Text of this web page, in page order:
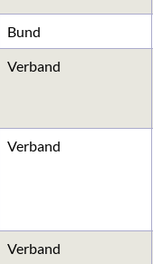
Bund
Verband
Verband
Verband